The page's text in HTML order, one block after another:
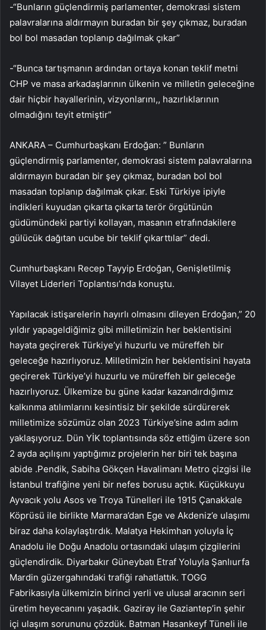
-“Bunların güçlendirmiş parlamenter, demokrasi sistem
palavralarına aldırmayın buradan bir şey çıkmaz, buradan
bol bol masadan toplanıp dağılmak çıkar”
-“Bunca tartışmanın ardından ortaya konan teklif metni
CHP ve masa arkadaşlarının ülkenin ve milletin geleceğine
dair hiçbir hayallerinin, vizyonlarını,, hazırlıklarının
olmadığını teyit etmiştir”
ANKARA – Cumhurbaşkanı Erdoğan: ” Bunların
güçlendirmiş parlamenter, demokrasi sistem palavralarına
aldırmayın buradan bir şey çıkmaz, buradan bol bol
masadan toplanıp dağılmak çıkar. Eski Türkiye ipiyle
indikleri kuyudan çıkarta çıkarta terör örgütünün
güdümündeki partiyi kollayan, masanın etrafındakilere
gülücük dağıtan ucube bir teklif çıkarttılar” dedi.
Cumhurbaşkanı Recep Tayyip Erdoğan, Genişletilmiş
Vilayet Liderleri Toplantısı’nda konuştu.
Yapılacak istişarelerin hayırlı olmasını dileyen Erdoğan,” 20
yıldır yapageldiğimiz gibi milletimizin her beklentisini
hayata geçirerek Türkiye’yi huzurlu ve müreffeh bir
geleceğe hazırlıyoruz. Milletimizin her beklentisini hayata
geçirerek Türkiye’yi huzurlu ve müreffeh bir geleceğe
hazırlıyoruz. Ülkemize bu güne kadar kazandırdığımız
kalkınma atılımlarını kesintisiz bir şekilde sürdürerek
milletimize sözümüz olan 2023 Türkiye’sine adım adım
yaklaşıyoruz. Dün YİK toplantısında söz ettiğim üzere son
2 ayda açılışını yaptığımız projelerin her biri tek başına
abide .Pendik, Sabiha Gökçen Havalimanı Metro çizgisi ile
İstanbul trafiğine yeni bir nefes borusu açtık. Küçükkuyu
Ayvacık yolu Asos ve Troya Tünelleri ile 1915 Çanakkale
Köprüsü ile birlikte Marmara’dan Ege ve Akdeniz’e ulaşımı
biraz daha kolaylaştırdık. Malatya Hekimhan yoluyla İç
Anadolu ile Doğu Anadolu ortasındaki ulaşım çizgilerini
güçlendirdik. Diyarbakır Güneybatı Etraf Yoluyla Şanlıurfa
Mardin güzergahındaki trafiği rahatlattık. TOGG
Fabrikasıyla ülkemizin birinci yerli ve ulusal aracının seri
üretim heyecanını yaşadık. Gaziray ile Gaziantep’in şehir
içi ulaşım sorununu çözdük. Batman Hasankeyf Tüneli ile